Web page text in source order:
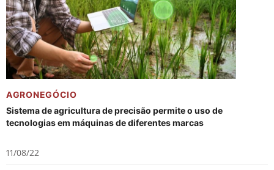
AGRONEGÓCIO
Sistema de agricultura de precisão permite o uso de
tecnologias em máquinas de diferentes marcas
11/08/22